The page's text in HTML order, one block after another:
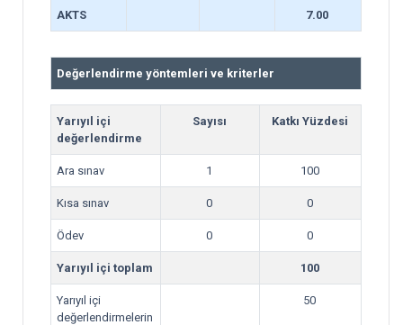
AKTS 7.00
Değerlendirme yöntemleri ve kriterler
Yarıyıl içi
değerlendirme
Sayısı Katkı Yüzdesi
Ara sınav 1 100
Kısa sınav 0 0
Ödev 0 0
Yarıyıl içi toplam 100
Yarıyıl içi
değerlendirmelerin
50